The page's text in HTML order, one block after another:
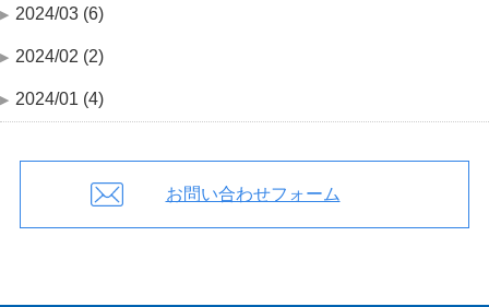
2024/03 (6)
2024/02 (2)
2024/01 (4)
お問い合わせフォーム